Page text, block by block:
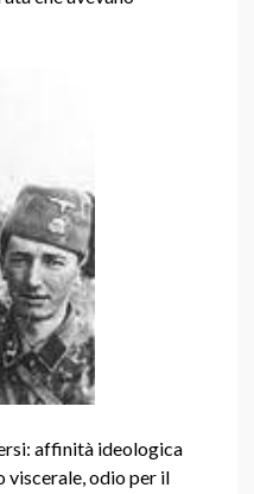
affinità ideologica
viscerale, odio per il